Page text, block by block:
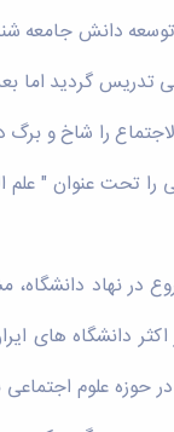
توسعه دانش
را شاخ و
شناسی را تحت
در نهاد
این حوزه علمی
و افراد در حوزه